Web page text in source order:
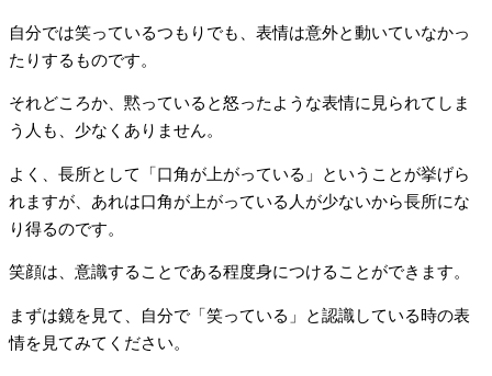
自分では笑っているつもりでも、表情は意外と動いていなかっ
たりするものです。
それどころか、黙っていると怒ったような表情に見られてしま
う人も、少なくありません。
よく、長所として「口角が上がっている」ということが挙げら
れますが、あれは口角が上がっている人が少ないから長所にな
り得るのです。
笑顔は、意識することである程度身につけることができます。
まずは鏡を見て、自分で「笑っている」と認識している時の表
情を見てみてください。